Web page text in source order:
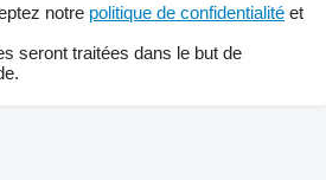
notre politique de confidentialité et
seront traitées dans le but de